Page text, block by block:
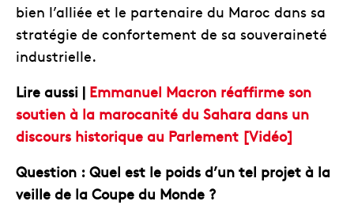
bien l’alliée et le partenaire du Maroc dans sa
stratégie de confortement de sa souveraineté
industrielle.
Lire aussi | Emmanuel Macron réaffirme son
soutien à la marocanité du Sahara dans un
discours historique au Parlement [Vidéo]
Question : Quel est le poids d’un tel projet à la
veille de la Coupe du Monde ?